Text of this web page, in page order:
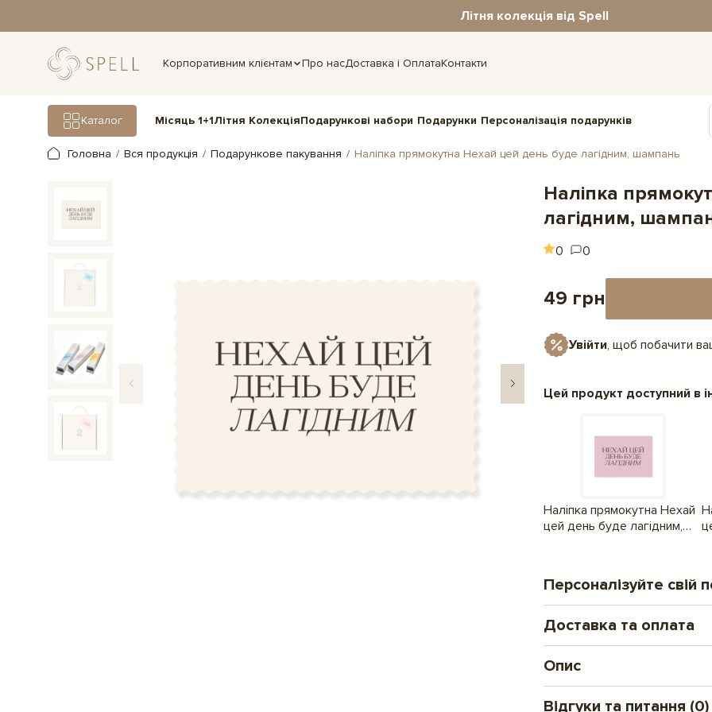
Літня колекція від Spell
Корпоративним клієнтам Про насДоставка і ОплатаКонтакти
Каталог Місяць 1+1Літня КолекціяПодарункові набори Подарунки Персоналізація подарунків
Головна Вся продукція Подарункове пакування Наліпка прямокутна Нехай цей день буде лагідним, шампань
Наліпка
лагідним,
0 0
49 грн
Увійти, щоб побачити
Цей продукт доступний в
Наліпка прямокутна Нехай
цей день буде лагідним,
Персоналізуйте свій
Друк на шоколаді
Новий формат
Доставка та оплата
Замовлення оплачені до 16.00
Нова Пошта - відділення
Опис
Відгуки та питання (0)